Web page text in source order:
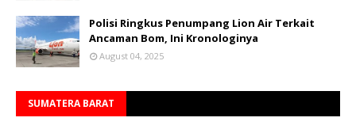
Polisi Ringkus Penumpang Lion Air Terkait
Ancaman Bom, Ini Kronologinya
August 04, 2025
SUMATERA BARAT